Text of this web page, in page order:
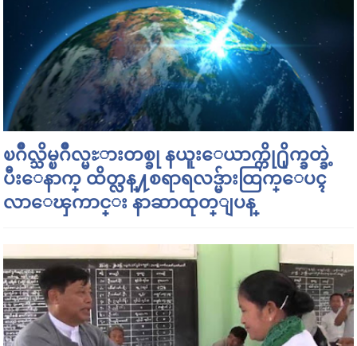
ၿဂိဳလ္သိမ္ၿဂိဳလ္မႊားတစ္ခု နယူးေယာက္ကို႐ိုက္ခတ္ခဲ့
ပီးေနာက္ ထိတ္လန္႔စရာရလဒ္မ်ားထြက္ေပၚ
လာေၾကာင္း နာဆာထုတ္ျပန္